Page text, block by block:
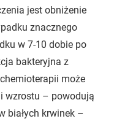
jest obniżenie
znacznego
w 7-10 dobie po
bakteryjna z
może
wzrostu – powodują
białych krwinek –